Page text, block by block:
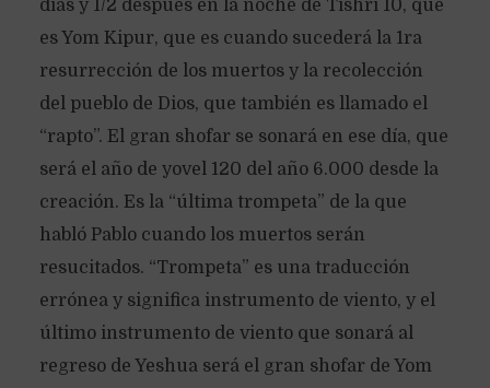
días y 1/2 después en la noche de Tishri 10, que
es Yom Kipur, que es cuando sucederá la 1ra
resurrección de los muertos y la recolección
del pueblo de Dios, que también es llamado el
“rapto”. El gran shofar se sonará en ese día, que
será el año de yovel 120 del año 6.000 desde la
creación. Es la “última trompeta” de la que
habló Pablo cuando los muertos serán
resucitados. “Trompeta” es una traducción
errónea y significa instrumento de viento, y el
último instrumento de viento que sonará al
regreso de Yeshua será el gran shofar de Yom